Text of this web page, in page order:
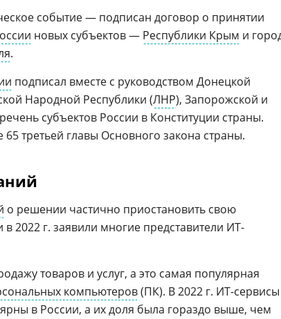
событие — подписан договор о принятии
новых субъектов — Республики Крым и
.
подписал вместе с руководством Донецкой
Народной Республики (ЛНР), Запорожской и
субъектов России в Конституции страны.
третьей главы Основного закона страны.
о решении частично приостановить свою
2022 г. заявили многие представители ИТ-
товаров и услуг, а это самая популярная
компьютеров(ПК). В 2022 г. ИТ-сервисы
в России, а их доля была гораздо выше, чем